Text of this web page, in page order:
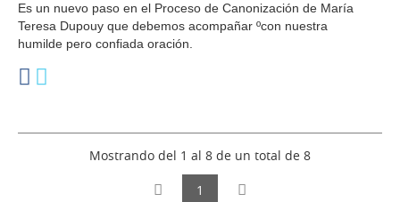
Es un nuevo paso en el Proceso de Canonización de María
Teresa Dupouy que debemos acompañar ºcon nuestra
humilde pero confiada oración.
Mostrando del 1 al 8 de un total de 8
1